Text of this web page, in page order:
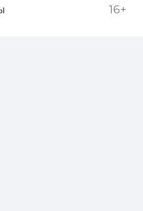
16+